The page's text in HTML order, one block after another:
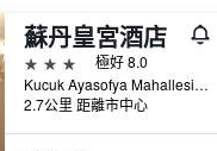
蘇丹皇宮酒店
3星級
極好 8.0
Kucuk Ayasofya Mahallesi Katip Sinan Sok, No:38, 伊斯坦堡, 土耳其
2.7公里 距離市中心